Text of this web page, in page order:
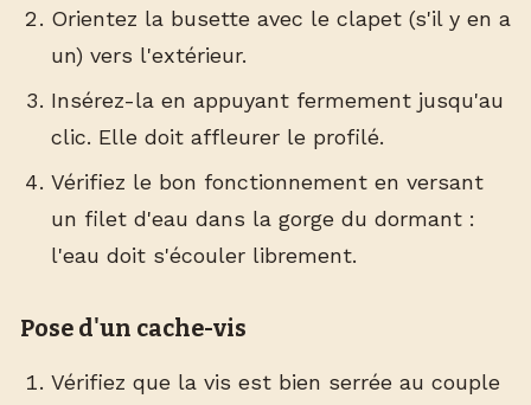
Orientez la busette avec le clapet (s'il y en a
un) vers l'extérieur.
Insérez-la en appuyant fermement jusqu'au
clic. Elle doit affleurer le profilé.
Vérifiez le bon fonctionnement en versant
un filet d'eau dans la gorge du dormant :
l'eau doit s'écouler librement.
Pose d'un cache-vis
Vérifiez que la vis est bien serrée au couple